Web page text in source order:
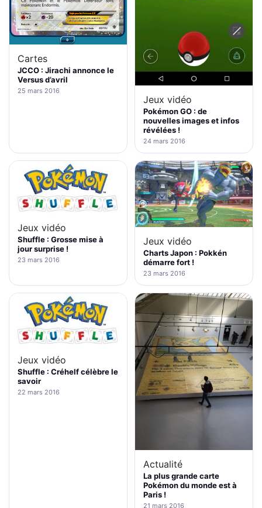
Cartes
JCCO : Jirachi annonce le
Versus d’avril
25 mars 2016
Jeux vidéo
Pokémon GO : de
nouvelles images et infos
révélées !
24 mars 2016
Jeux vidéo
Shuffle : Grosse mise à
jour surprise !
23 mars 2016
Jeux vidéo
Charts Japon : Pokkén
démarre fort !
23 mars 2016
Jeux vidéo
Shuffle : Créhelf célèbre le
savoir
22 mars 2016
Actualité
La plus grande carte
Pokémon du monde est à
Paris !
21 mars 2016